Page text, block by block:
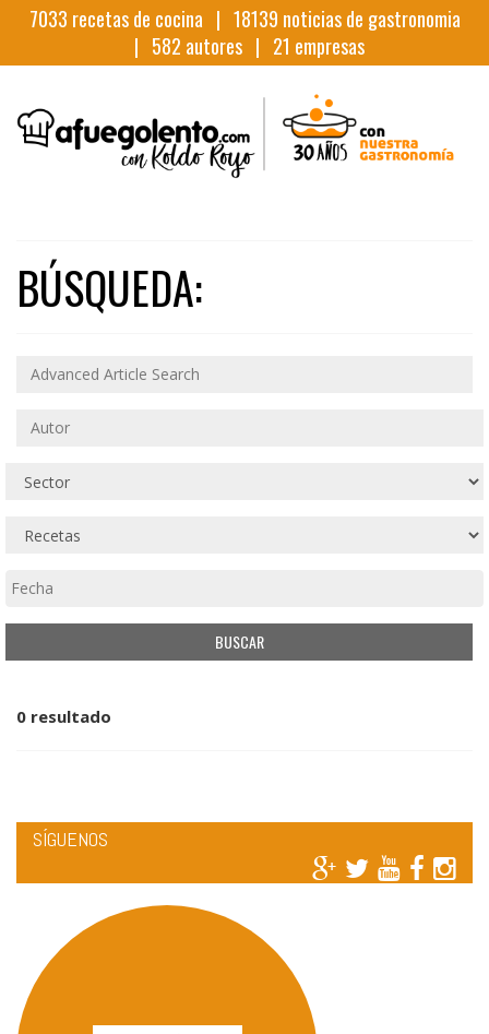
7033 recetas de cocina | 18139 noticias de gastronomia
| 582 autores | 21 empresas
BÚSQUEDA:
0 resultado
SÍGUENOS